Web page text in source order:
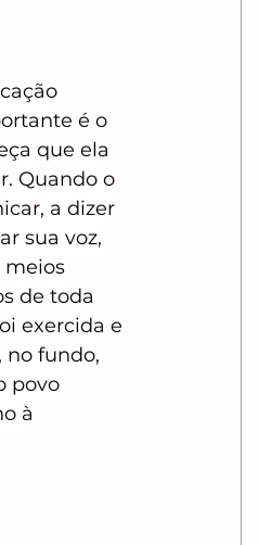
é o
que ela
Quando o
a dizer
sua voz,
meios
de toda
exercida e
no fundo,
povo
à